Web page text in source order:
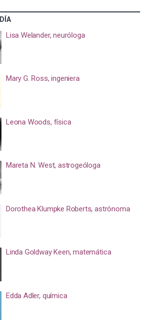
Lisa Welander, neuróloga
Mary G. Ross, ingeniera
Leona Woods, física
Mareta N. West, astrogeóloga
Dorothea Klumpke Roberts, astrónoma
Linda Goldway Keen, matemática
Edda Adler, química